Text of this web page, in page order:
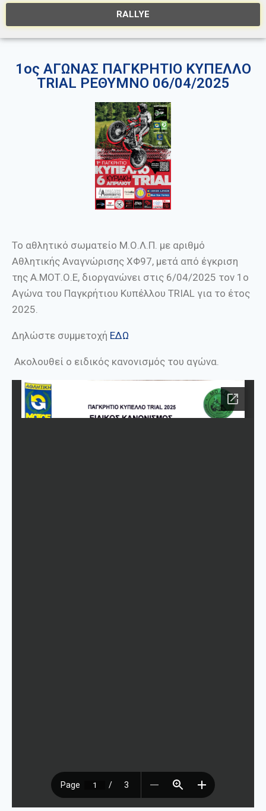
RALLYE
1ος ΑΓΩΝΑΣ ΠΑΓΚΡΗΤΙΟ ΚΥΠΕΛΛΟ
TRIAL ΡΕΘΥΜΝΟ 06/04/2025
Το αθλητικό σωματείο Μ.Ο.Λ.Π. με αριθμό
Αθλητικής Αναγνώρισης ΧΦ97, μετά από έγκριση
της Α.ΜΟΤ.Ο.Ε, διοργανώνει στις 6/04/2025 τον 1ο
Αγώνα του Παγκρήτιου Κυπέλλου TRIAL για το έτος
2025.
Δηλώστε συμμετοχή ΕΔΩ
Ακολουθεί ο ειδικός κανονισμός του αγώνα.